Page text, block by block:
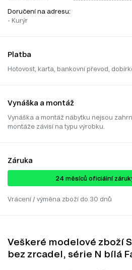
Doručení na adresu:
- Kurýr
Platba
Hotovost, karta, bankovní převod,
Vynáška a montáž
Vynáška a montáž nábytku nejsou
montáže závisí na typu výrobku.
Záruka
24 ​​​​měsíců oficiální
Vrácení / výměna zboží do 30 dnů
Veškeré modelové zboží
bez zrcadel, série N bílá